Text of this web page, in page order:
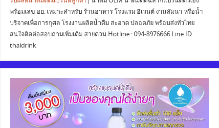
พร้อมเลข อย. เหมาะสำหรับ ร้านอาหาร โรงแรม อีเวนต์ งานสัมนา หรือน้ำ
บริจาคเพื่อการกุศล โรงงานผลิตน้ำดื่ม สะอาด ปลอดภัย พร้อมส่งทั่วไทย
สนใจติดต่อสอบถามเพิ่มเติม สายด่วน Hotline : 094-8976666 Line ID
thaidrink